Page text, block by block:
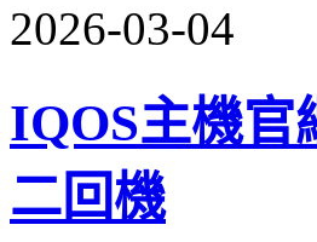
2026-03-04
IQOS主機官
二回機